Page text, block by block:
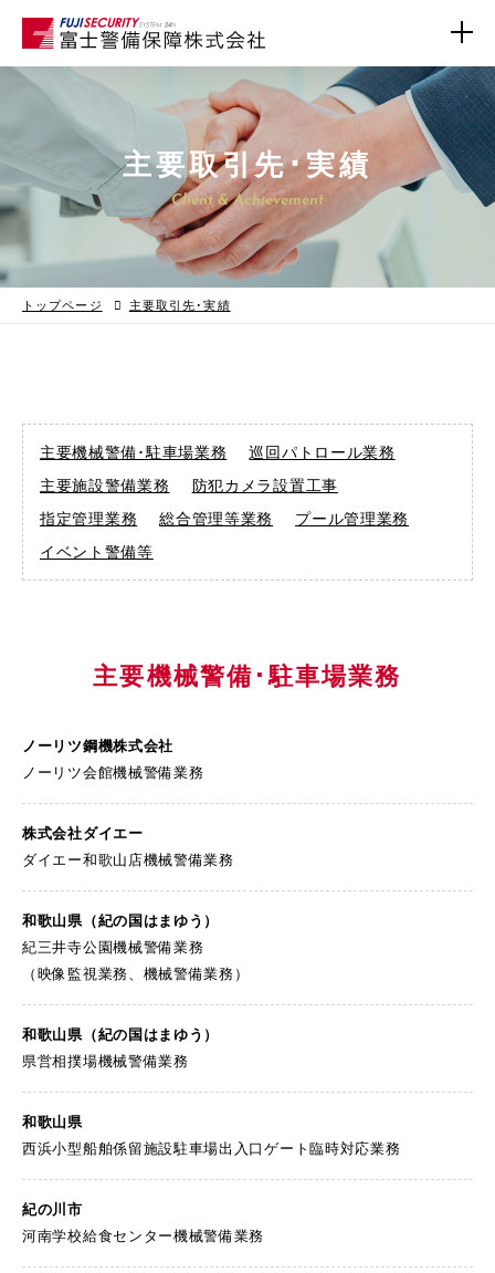
業務内容
指定管理施設
主要取引先･実績
ご挨拶
標識
お問い合わせ
主要取引先･実績
Client & Achievement
トップページ 主要取引先･実績
主要機械警備･駐車場業務
巡回パトロール業務
主要施設警備業務
防犯カメラ設置工事
指定管理業務
総合管理等業務
プール管理業務
イベント警備等
主要機械警備･駐車場業務
ノーリツ鋼機株式会社
ノーリツ会館機械警備業務
株式会社ダイエー
ダイエー和歌山店機械警備業務
和歌山県（紀の国はまゆう）
紀三井寺公園機械警備業務
（映像監視業務、機械警備業務）
和歌山県（紀の国はまゆう）
県営相撲場機械警備業務
和歌山県
西浜小型船舶係留施設駐車場出入口ゲート臨時対応業務
紀の川市
河南学校給食センター機械警備業務